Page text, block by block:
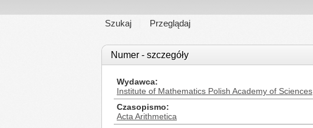
Szukaj Przeglądaj
Numer - szczegóły
Wydawca
Institute of Mathematics Polish Academy of Sciences
Czasopismo
Acta Arithmetica